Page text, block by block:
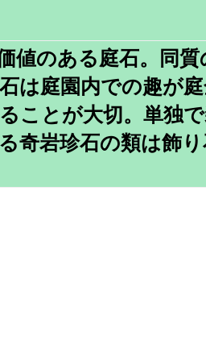
値のある庭石。同
は庭園内での趣が
ことが大切。単独
奇岩珍石の類は飾